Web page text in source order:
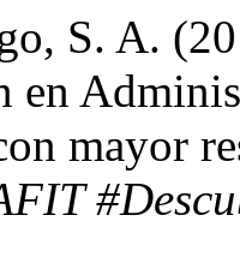
S. A.
en
mayor